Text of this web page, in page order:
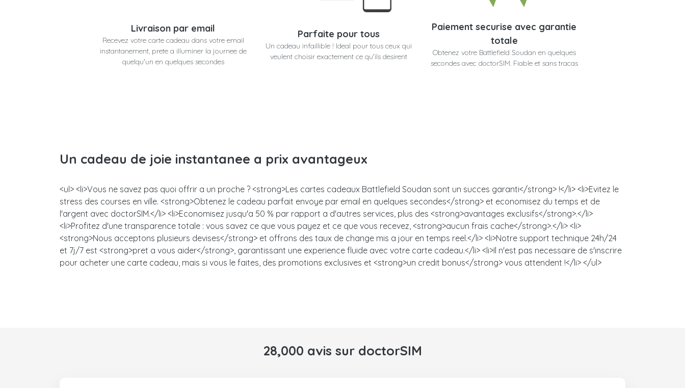
Livraison par email
Recevez votre carte cadeau dans votre email
instantanement, prete a illuminer la journee de
quelqu'un en quelques secondes
Parfaite pour tous
Un cadeau infaillible ! Ideal pour tous ceux qui
veulent choisir exactement ce qu'ils desirent
Paiement securise avec garantie
totale
Obtenez votre Battlefield Soudan en quelques
secondes avec doctorSIM. Fiable et sans tracas
Un cadeau de joie instantanee a prix avantageux
<ul> <li>Vous ne savez pas quoi offrir a un proche ? <strong>Les cartes cadeaux Battlefield Soudan sont un succes garanti</strong> !</li> <li>Evitez le
stress des courses en ville. <strong>Obtenez le cadeau parfait envoye par email en quelques secondes</strong> et economisez du temps et de
l'argent avec doctorSIM.</li> <li>Economisez jusqu'a 50 % par rapport a d'autres services, plus des <strong>avantages exclusifs</strong>.</li>
<li>Profitez d'une transparence totale : vous savez ce que vous payez et ce que vous recevez, <strong>aucun frais cache</strong>.</li> <li>
<strong>Nous acceptons plusieurs devises</strong> et offrons des taux de change mis a jour en temps reel.</li> <li>Notre support technique 24h/24
et 7j/7 est <strong>pret a vous aider</strong>, garantissant une experience fluide avec votre carte cadeau.</li> <li>Il n'est pas necessaire de s'inscrire
pour acheter une carte cadeau, mais si vous le faites, des promotions exclusives et <strong>un credit bonus</strong> vous attendent !</li> </ul>
28,000 avis sur doctorSIM